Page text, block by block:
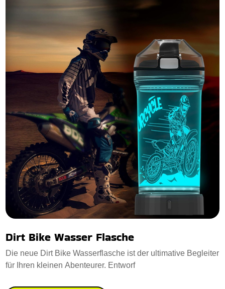
Dirt Bike Wasser Flasche
Die neue Dirt Bike Wasserflasche ist der ultimative Begleiter
für Ihren kleinen Abenteurer. Entworf